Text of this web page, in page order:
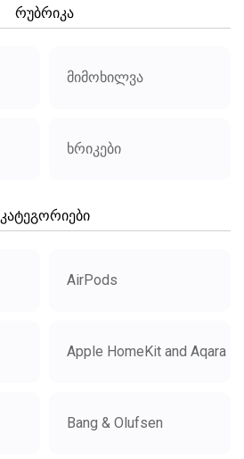
რუბრიკა
მიმოხილვა
ხრიკები
კატეგორიები
AirPods
Apple HomeKit and Aqara
Bang & Olufsen